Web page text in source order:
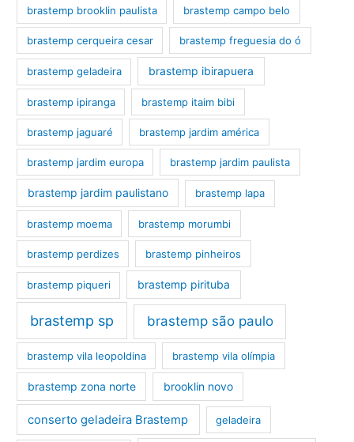
brastemp brooklin paulista brastemp campo belo
brastemp cerqueira cesar brastemp freguesia do ó
brastemp geladeira brastemp ibirapuera
brastemp ipiranga brastemp itaim bibi
brastemp jaguaré brastemp jardim américa
brastemp jardim europa brastemp jardim paulista
brastemp jardim paulistano brastemp lapa
brastemp moema brastemp morumbi
brastemp perdizes brastemp pinheiros
brastemp piqueri brastemp pirituba
brastemp sp brastemp são paulo
brastemp vila leopoldina brastemp vila olímpia
brastemp zona norte brooklin novo
conserto geladeira Brastemp geladeira